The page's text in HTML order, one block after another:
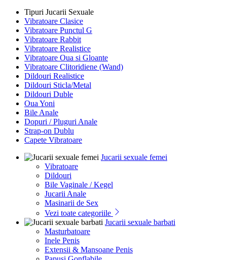
Tipuri Jucarii Sexuale
Vibratoare Clasice
Vibratoare Punctul G
Vibratoare Rabbit
Vibratoare Realistice
Vibratoare Oua si Gloante
Vibratoare Clitoridiene (Wand)
Dildouri Realistice
Dildouri Sticla/Metal
Dildouri Duble
Oua Yoni
Bile Anale
Dopuri / Pluguri Anale
Strap-on Dublu
Capete Vibratoare
Jucarii sexuale femei
Vibratoare
Dildouri
Bile Vaginale / Kegel
Jucarii Anale
Masinarii de Sex
Vezi toate categoriile
Jucarii sexuale barbati
Masturbatoare
Inele Penis
Extensii & Mansoane Penis